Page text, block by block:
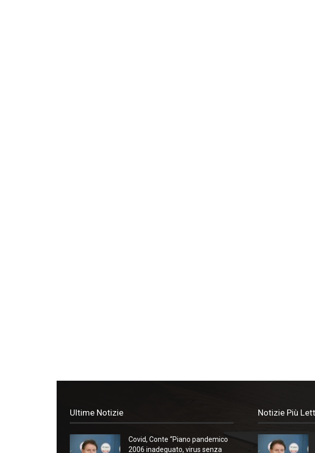
Ultime Notizie
Covid, Conte “Piano pandemico
2006 inadeguato, virus senza
Notizie Più